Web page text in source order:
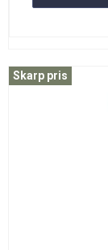
Skarp pris